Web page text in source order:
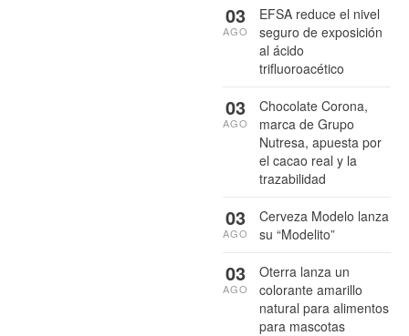
EFSA reduce el nivel
seguro de exposición
al ácido
trifluoroacético
03
AGO
Chocolate Corona,
marca de Grupo
Nutresa, apuesta por
el cacao real y la
trazabilidad
03
AGO
Cerveza Modelo lanza
su “Modelito”
03
AGO
Oterra lanza un
colorante amarillo
natural para alimentos
para mascotas
03
AGO